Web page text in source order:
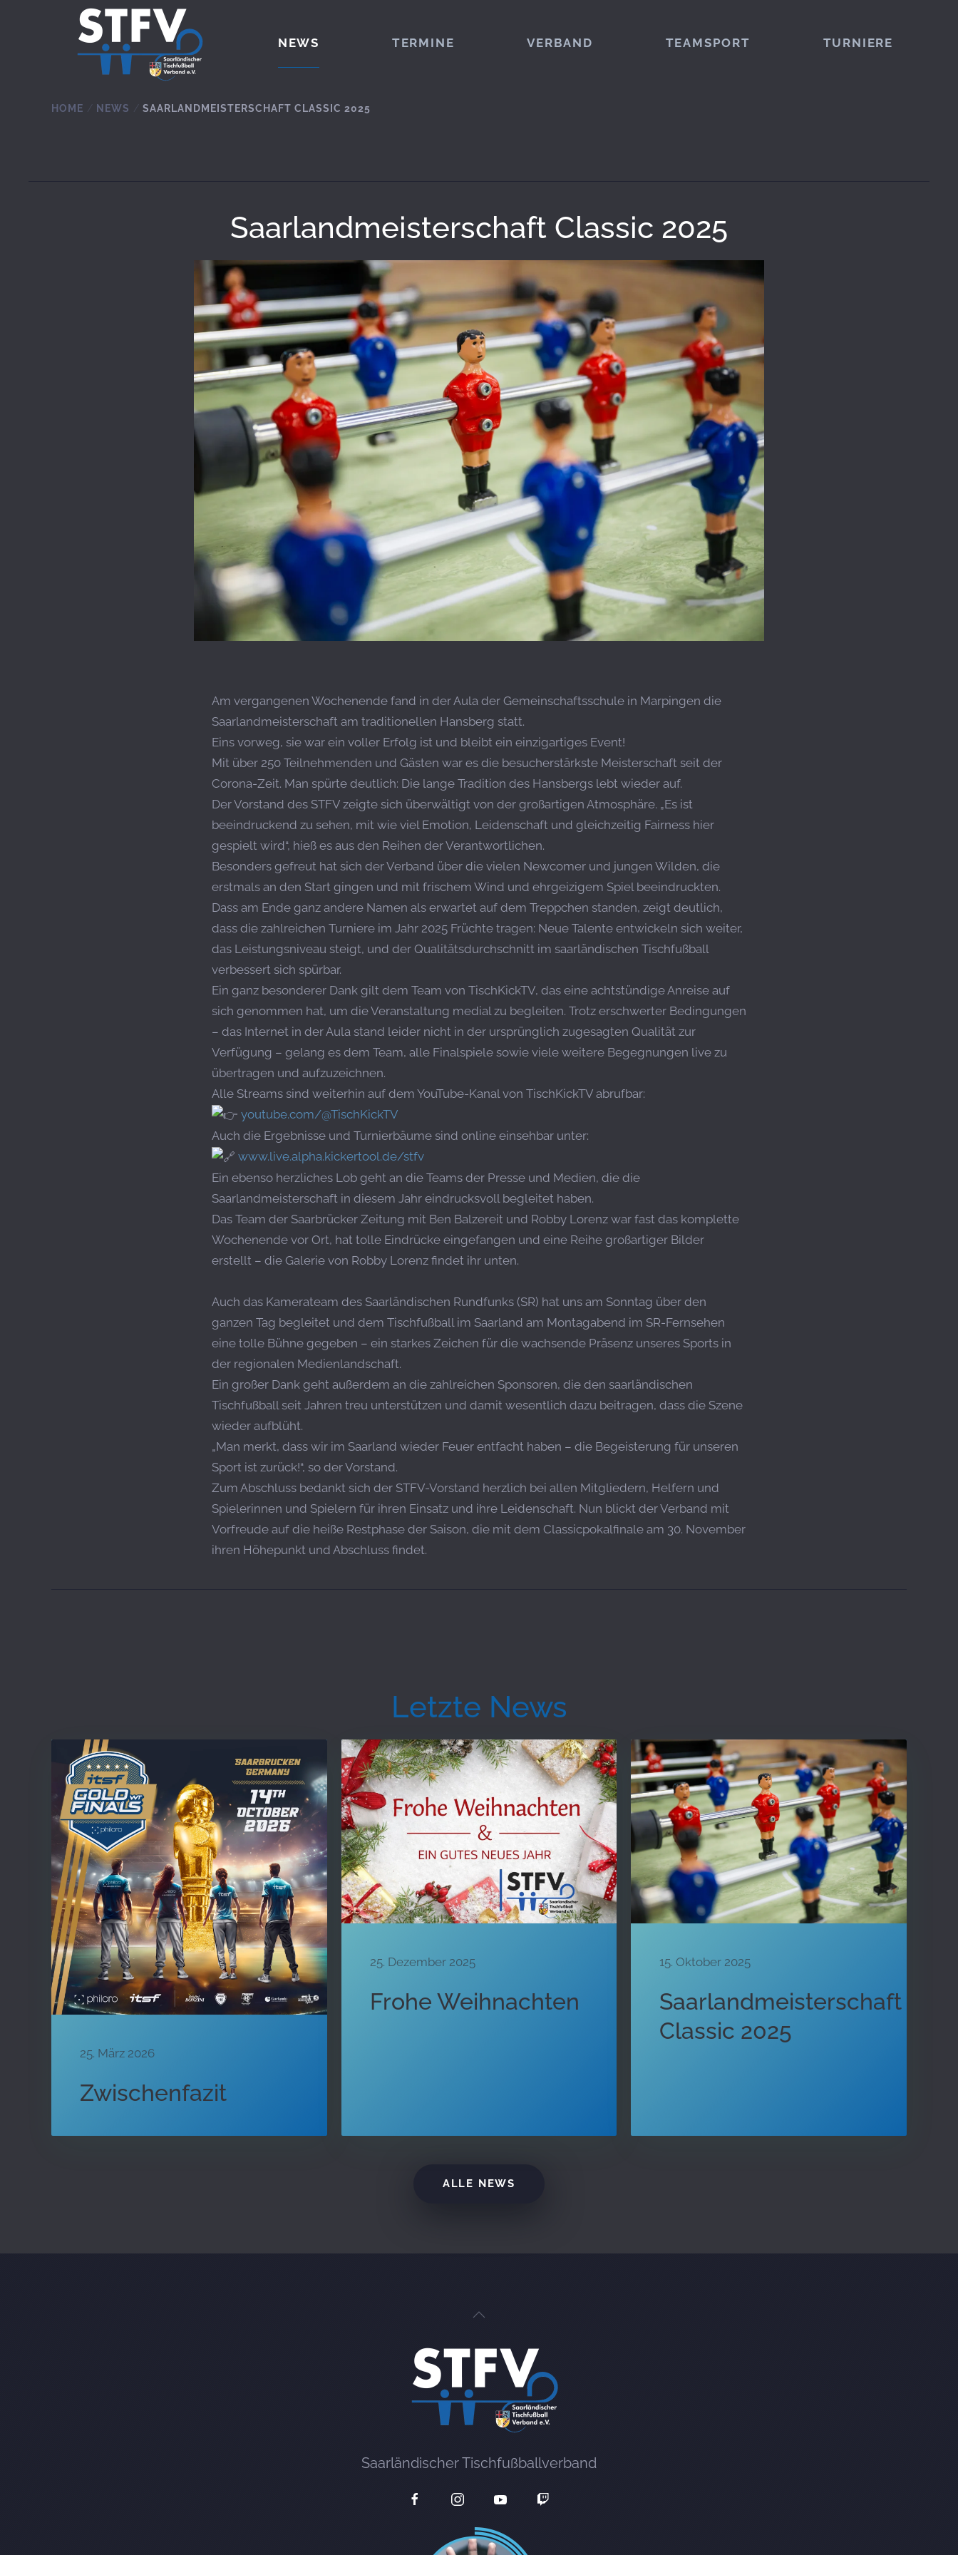
Zum Hauptinhalt springen
NEWS TERMINE VERBAND TEAMSPORT TURNIERE
HOME NEWS SAARLANDMEISTERSCHAFT CLASSIC 2025
Saarlandmeisterschaft Classic 2025
Am vergangenen Wochenende fand in der Aula der Gemeinschaftsschule in Marpingen die
Saarlandmeisterschaft am traditionellen Hansberg statt.
Eins vorweg, sie war ein voller Erfolg ist und bleibt ein einzigartiges Event!
Mit über 250 Teilnehmenden und Gästen war es die besucherstärkste Meisterschaft seit der
Corona-Zeit. Man spürte deutlich: Die lange Tradition des Hansbergs lebt wieder auf.
Der Vorstand des STFV zeigte sich überwältigt von der großartigen Atmosphäre. „Es ist
beeindruckend zu sehen, mit wie viel Emotion, Leidenschaft und gleichzeitig Fairness hier
gespielt wird“, hieß es aus den Reihen der Verantwortlichen.
Besonders gefreut hat sich der Verband über die vielen Newcomer und jungen Wilden, die
erstmals an den Start gingen und mit frischem Wind und ehrgeizigem Spiel beeindruckten.
Dass am Ende ganz andere Namen als erwartet auf dem Treppchen standen, zeigt deutlich,
dass die zahlreichen Turniere im Jahr 2025 Früchte tragen: Neue Talente entwickeln sich weiter,
das Leistungsniveau steigt, und der Qualitätsdurchschnitt im saarländischen Tischfußball
verbessert sich spürbar.
Ein ganz besonderer Dank gilt dem Team von TischKickTV, das eine achtstündige Anreise auf
sich genommen hat, um die Veranstaltung medial zu begleiten. Trotz erschwerter Bedingungen
– das Internet in der Aula stand leider nicht in der ursprünglich zugesagten Qualität zur
Verfügung – gelang es dem Team, alle Finalspiele sowie viele weitere Begegnungen live zu
übertragen und aufzuzeichnen.
Alle Streams sind weiterhin auf dem YouTube-Kanal von TischKickTV abrufbar:
youtube.com/@TischKickTV
Auch die Ergebnisse und Turnierbäume sind online einsehbar unter:
www.live.alpha.kickertool.de/stfv
Ein ebenso herzliches Lob geht an die Teams der Presse und Medien, die die
Saarlandmeisterschaft in diesem Jahr eindrucksvoll begleitet haben.
Das Team der Saarbrücker Zeitung mit Ben Balzereit und Robby Lorenz war fast das komplette
Wochenende vor Ort, hat tolle Eindrücke eingefangen und eine Reihe großartiger Bilder
erstellt – die Galerie von Robby Lorenz findet ihr unten.
Auch das Kamerateam des Saarländischen Rundfunks (SR) hat uns am Sonntag über den
ganzen Tag begleitet und dem Tischfußball im Saarland am Montagabend im SR-Fernsehen
eine tolle Bühne gegeben – ein starkes Zeichen für die wachsende Präsenz unseres Sports in
der regionalen Medienlandschaft.
Ein großer Dank geht außerdem an die zahlreichen Sponsoren, die den saarländischen
Tischfußball seit Jahren treu unterstützen und damit wesentlich dazu beitragen, dass die Szene
wieder aufblüht.
„Man merkt, dass wir im Saarland wieder Feuer entfacht haben – die Begeisterung für unseren
Sport ist zurück!“, so der Vorstand.
Zum Abschluss bedankt sich der STFV-Vorstand herzlich bei allen Mitgliedern, Helfern und
Spielerinnen und Spielern für ihren Einsatz und ihre Leidenschaft. Nun blickt der Verband mit
Vorfreude auf die heiße Restphase der Saison, die mit dem Classicpokalfinale am 30. November
ihren Höhepunkt und Abschluss findet.
Letzte News
25. März 2026
Zwischenfazit
25. Dezember 2025
Frohe Weihnachten
15. Oktober 2025
Saarlandmeisterschaft
Classic 2025
ALLE NEWS
Saarländischer Tischfußballverband